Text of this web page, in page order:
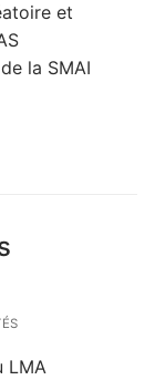
et
la SMAI
LMA